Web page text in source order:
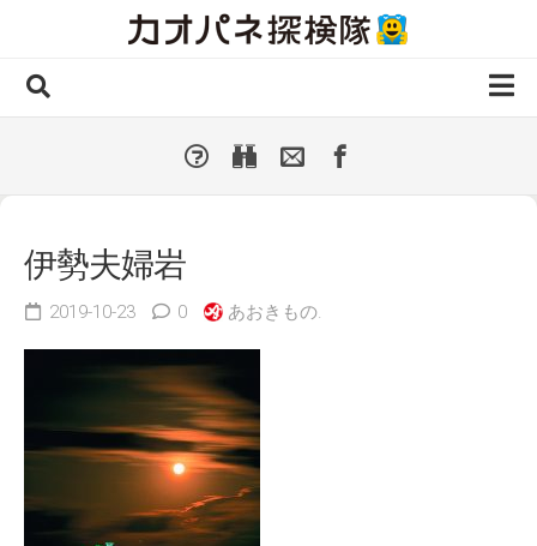
種類別
人気カオパネ
伊勢夫婦岩
2019-10-23 0 あおきもの.